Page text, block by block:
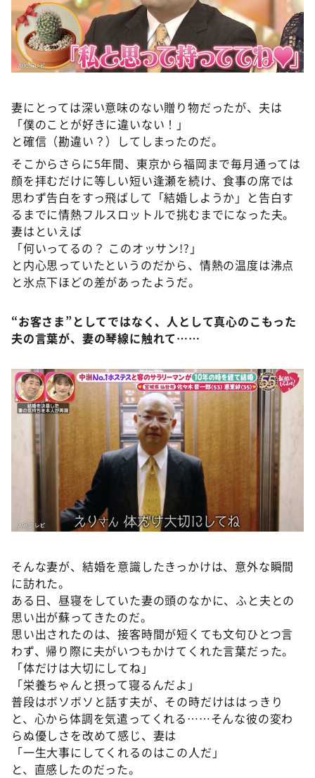
妻にとっては深い意味のない贈り物だったが、夫は
「僕のことが好きに違いない！」
と確信（勘違い？）してしまったのだ。
そこからさらに5年間、東京から福岡まで毎月通っては
顔を拝むだけに等しい短い逢瀬を続け、食事の席では
思わず告白をすっ飛ばして「結婚しようか」と告白す
るまでに情熱フルスロットルで挑むまでになった夫。
妻はといえば
「何いってるの？ このオッサン!?」
と内心思っていたというのだから、情熱の温度は沸点
と氷点下ほどの差があったようだ。
“お客さま”としてではなく、人として真心のこもった
夫の言葉が、妻の琴線に触れて……
そんな妻が、結婚を意識したきっかけは、意外な瞬間
に訪れた。
ある日、昼寝をしていた妻の頭のなかに、ふと夫との
思い出が蘇ってきたのだ。
思い出されたのは、接客時間が短くても文句ひとつ言
わず、帰り際に夫がいつもかけてくれた言葉だった。
「体だけは大切にしてね」
「栄養ちゃんと摂って寝るんだよ」
普段はボソボソと話す夫が、その時だけははっきり
と、心から体調を気遣ってくれる……そんな彼の変わ
らぬ優しさを改めて感じ、妻は
「一生大事にしてくれるのはこの人だ」
と、直感したのだった。